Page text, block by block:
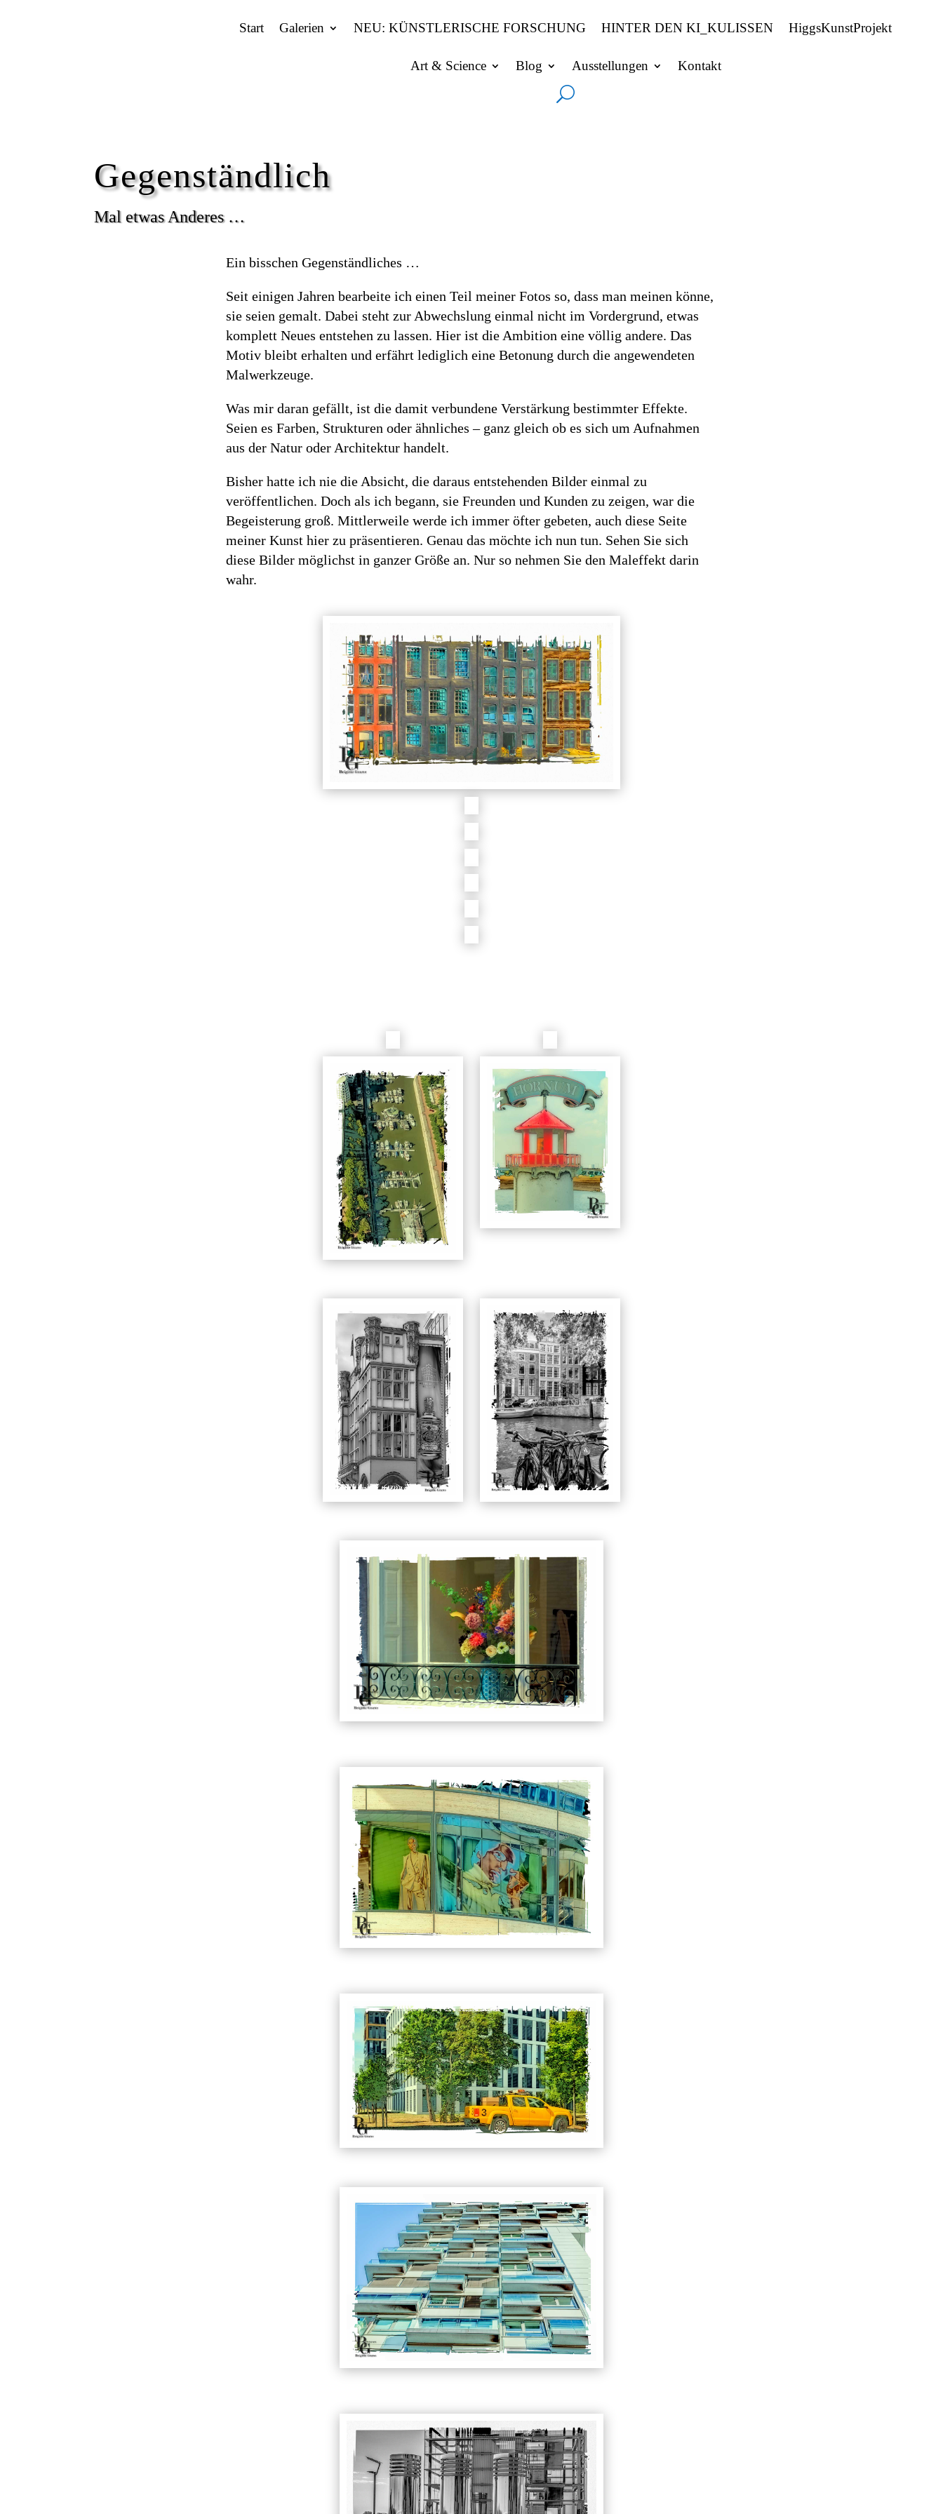
Start Galerien NEU: KÜNSTLERISCHE FORSCHUNG HINTER DEN KI_KULISSEN HiggsKunstProjekt
Art & Science Blog Ausstellungen Kontakt
Gegenständlich
Mal etwas Anderes …
Ein bisschen Gegenständliches …
Seit einigen Jahren bearbeite ich einen Teil meiner Fotos so, dass man meinen könne,
sie seien gemalt. Dabei steht zur Abwechslung einmal nicht im Vordergrund, etwas
komplett Neues entstehen zu lassen. Hier ist die Ambition eine völlig andere. Das
Motiv bleibt erhalten und erfährt lediglich eine Betonung durch die angewendeten
Malwerkzeuge.
Was mir daran gefällt, ist die damit verbundene Verstärkung bestimmter Effekte.
Seien es Farben, Strukturen oder ähnliches – ganz gleich ob es sich um Aufnahmen
aus der Natur oder Architektur handelt.
Bisher hatte ich nie die Absicht, die daraus entstehenden Bilder einmal zu
veröffentlichen. Doch als ich begann, sie Freunden und Kunden zu zeigen, war die
Begeisterung groß. Mittlerweile werde ich immer öfter gebeten, auch diese Seite
meiner Kunst hier zu präsentieren. Genau das möchte ich nun tun. Sehen Sie sich
diese Bilder möglichst in ganzer Größe an. Nur so nehmen Sie den Maleffekt darin
wahr.